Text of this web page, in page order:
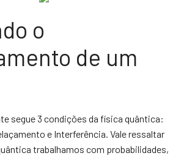
o
de um
segue 3 condições da física quântica:
e Interferência. Vale ressaltar
trabalhamos com probabilidades,